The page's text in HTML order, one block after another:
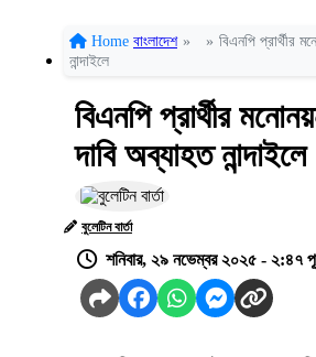
Home বাংলাদেশ » » বিএনপি প্রার্থীর
নান্দাইলে
বিএনপি প্রার্থীর
দাবি অব্যাহত নান্দাইলে
বুলেটিন বার্তা
শনিবার, ২৯ নভেম্বর ২০২৫ - ২:৪৭